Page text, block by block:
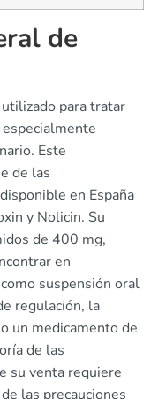
de
para tratar
Este
de las
en España
y Nolicin. Su
de 400 mg,
en
suspensión oral
regulación, la
un medicamento de
de las
su venta requiere
las precauciones